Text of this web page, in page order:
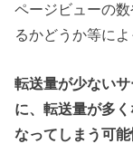
ページビューの
るかどうか等に
転送量が少ない
に、転送量が多
なってしまう可能